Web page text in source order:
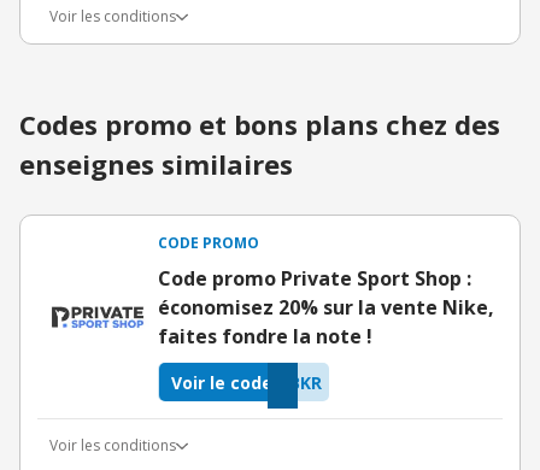
Voir les conditions
Codes promo et bons plans chez des
enseignes similaires
CODE PROMO
Code promo Private Sport Shop :
économisez 20% sur la vente Nike,
faites fondre la note !
BKR
Voir le code
Voir les conditions